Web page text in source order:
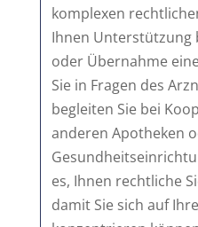
komplexen
Ihnen Unterstützung
oder Übernahme
Sie in Fragen des
begleiten Sie bei
anderen Apotheken
es, Ihnen rechtliche
damit Sie sich auf